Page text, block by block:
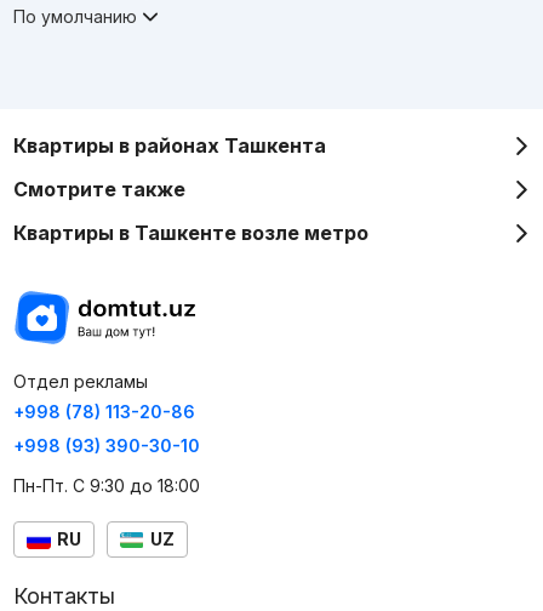
По умолчанию
Квартиры в районах Ташкента
Смотрите также
Квартиры в Ташкенте возле метро
Отдел рекламы
+998 (78) 113-20-86
+998 (93) 390-30-10
Пн-Пт. С 9:30 до 18:00
RU UZ
Контакты